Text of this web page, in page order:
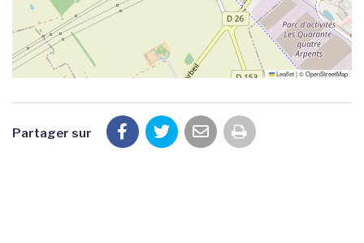
Leaflet|©OpenStreetMap
Partager sur Imprimer la